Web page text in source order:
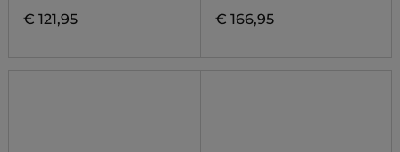
€ 121,95 € 166,95